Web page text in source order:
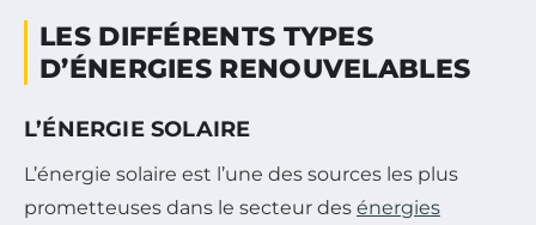
LES DIFFÉRENTS TYPES
D’ÉNERGIES RENOUVELABLES
L’ÉNERGIE SOLAIRE
L’énergie solaire est l’une des sources les plus
prometteuses dans le secteur des énergies